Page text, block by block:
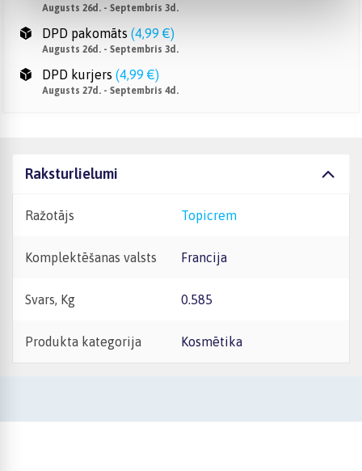
Augusts 26d. - Septembris 3d.
DPD pakomāts (4,99 €)
Augusts 26d. - Septembris 3d.
DPD kurjers (4,99 €)
Augusts 27d. - Septembris 4d.
Raksturlielumi
Ražotājs Topicrem
Komplektēšanas valsts Francija
Svars, Kg 0.585
Produkta kategorija Kosmētika